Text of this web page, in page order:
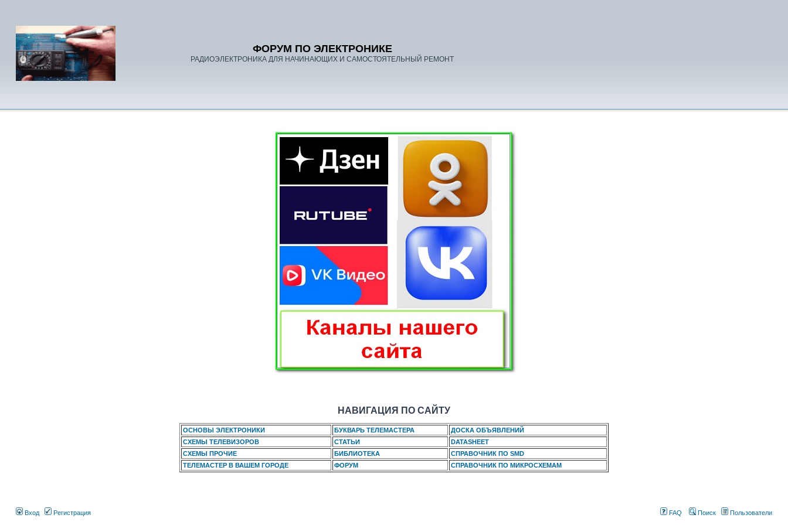
ФОРУМ ПО ЭЛЕКТРОНИКЕ
РАДИОЭЛЕКТРОНИКА ДЛЯ НАЧИНАЮЩИХ И САМОСТОЯТЕЛЬНЫЙ РЕМОНТ
НАВИГАЦИЯ ПО САЙТУ
ОСНОВЫ ЭЛЕКТРОНИКИ БУКВАРЬ ТЕЛЕМАСТЕРА
ДОСКА ОБЪЯВЛЕНИЙ
СХЕМЫ ТЕЛЕВИЗОРОВ
СТАТЬИ
DATASHEET
СХЕМЫ ПРОЧИЕ
БИБЛИОТЕКА
СПРАВОЧНИК ПО SMD
ТЕЛЕМАСТЕР В ВАШЕМ ГОРОДЕ
ФОРУМ СПРАВОЧНИК ПО МИКРОСХЕМАМ
Вход Регистрация FAQ Поиск Пользователи